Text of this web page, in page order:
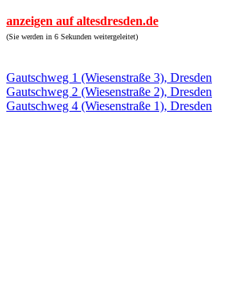
anzeigen auf altesdresden.de
(Sie werden in 6 Sekunden weitergeleitet)
Gautschweg 1 (Wiesenstraße 3), Dresden
Gautschweg 2 (Wiesenstraße 2), Dresden
Gautschweg 4 (Wiesenstraße 1), Dresden